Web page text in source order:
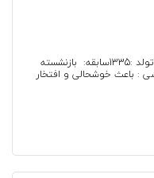
نام و نام خانوادگی: مهناز طایی صفت تاریخ تولد :1335سابقه: بازنشسته
: باعث خوشحالی و افتخار